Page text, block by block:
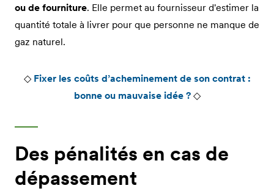
ou de fourniture. Elle permet au fournisseur d'estimer la
quantité totale à livrer pour que personne ne manque de
gaz naturel.
◇ Fixer les coûts d’acheminement de son contrat :
bonne ou mauvaise idée ?◇
Des pénalités en cas de
dépassement